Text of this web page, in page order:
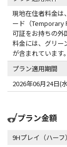
現地在住者料金は
ード（Temporary
可証をお持ちの外
料金には、グリー
が含まれています。
プラン適用期間
2026年06月24日(
プラン金額
9Hプレイ（ハーフ）